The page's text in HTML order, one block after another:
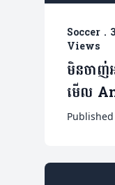
Soccer .
Views
មិនចាញ់
មើល
CPL រ
វីដេអូ)